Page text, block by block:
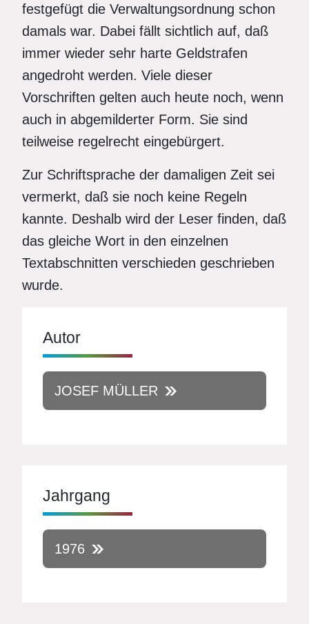
festgefügt die Verwaltungsordnung schon
damals war. Dabei fällt sichtlich auf, daß
immer wieder sehr harte Geldstrafen
angedroht werden. Viele dieser
Vorschriften gelten auch heute noch, wenn
auch in abgemilderter Form. Sie sind
teilweise regelrecht eingebürgert.
Zur Schriftsprache der damaligen Zeit sei
vermerkt, daß sie noch keine Regeln
kannte. Deshalb wird der Leser finden, daß
das gleiche Wort in den einzelnen
Textabschnitten verschieden geschrieben
wurde.
Autor
JOSEF MÜLLER
Jahrgang
1976